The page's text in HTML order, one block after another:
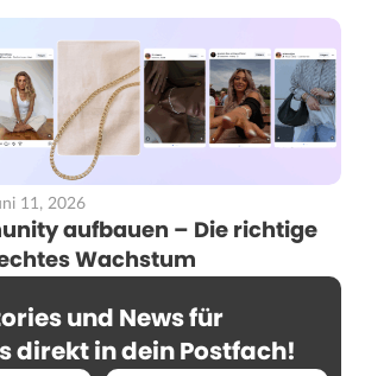
11, 2026
aufbauen – Die richtige
Wachstum
und News für
direkt in dein Postfach!